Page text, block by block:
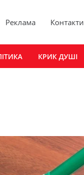
Реклама Контакти
КРИК ДУШІ